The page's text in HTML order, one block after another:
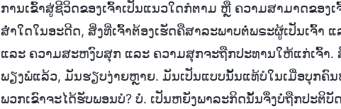
ການເຂົ້າສູ່ຊີວິດຂອງເຈົ້າເປັນແນວໃດກໍຕາມ ຫຼື ຄວາມສາມາດຂອງ
ສ່ຳໃດໃນອະດີດ, ສິ່ງທີ່ເຈົ້າຕ້ອງເຮັດຄືສາລະພາບຕໍ່ພຣະຜູ້ເປັນເຈົ້າ
ແລະ ຄວາມສະຫງົບສຸກ ແລະ ຄວາມສຸກຈະຖືກປະທານໃຫ້ແກ່ເຈົ້າ.
ພຽງພໍແລ້ວ, ມັນຮຽບງ່າຍຫຼາຍ. ມັນເປັນແບບນັ້ນແທ້ບໍໃນເມື່ອບຸກຄົ
ພວກເຂົາຈະໄດ້ຮັບພອນບໍ? ບໍ່. ເປັນຫຍັງພາລະກິດນັ້ນຈຶ່ງບໍ່ຖືກປະຕິ